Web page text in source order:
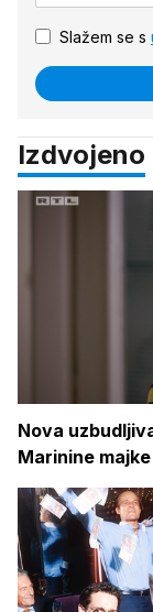
Slažem se s
Izdvojeno
Nova
Marinine